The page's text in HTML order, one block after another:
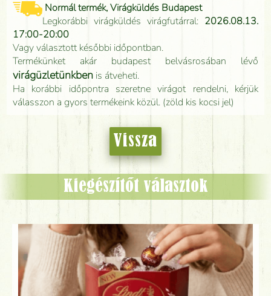
Normál termék, Virágküldés Budapest
Legkorábbi virágküldés virágfutárral: 2026.08.13.
17:00-20:00
Vagy választott későbbi időpontban.
Termékünket akár budapest belvásrosában lévő
virágüzletünkben is átveheti.
Ha korábbi időpontra szeretne virágot rendelni, kérjük
válasszon a gyors termékeink közül. (zöld kis kocsi jel)
Vissza
Kiegészítőt választok